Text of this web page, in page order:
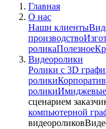
Главная
О нас
Наши клиенты
производство
роликаПолезное
Видеоролики
Ролики с 3D
ролики
роликиИмиджевые
сценарием
компьютерной
видеороликов